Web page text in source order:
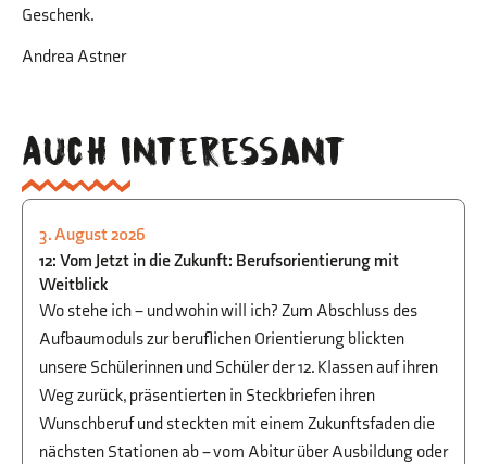
Geschenk.
Andrea Astner
Auch interessant
STUDIEN- UND BERUFSORIENTIERUNG
3. August 2026
12: Vom Jetzt in die Zukunft: Berufsorientierung mit
Weitblick
Wo stehe ich – und wohin will ich? Zum Abschluss des
Aufbaumoduls zur beruflichen Orientierung blickten
unsere Schülerinnen und Schüler der 12. Klassen auf ihren
Weg zurück, präsentierten in Steckbriefen ihren
Wunschberuf und steckten mit einem Zukunftsfaden die
nächsten Stationen ab – vom Abitur über Ausbildung oder